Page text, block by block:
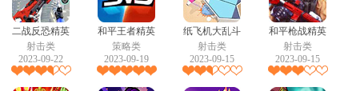
二战反恐精英
射击类
2023-09-22
和平王者精英
策略类
2023-09-19
纸飞机大乱斗
射击类
2023-09-15
和平枪战精英
射击类
2023-09-15